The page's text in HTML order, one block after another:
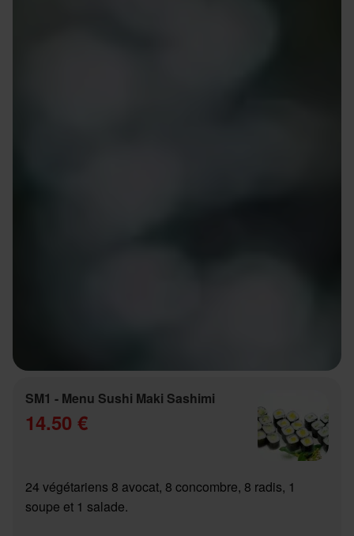
SM1 - Menu Sushi Maki Sashimi
14.50 €
24 végétariens 8 avocat, 8 concombre, 8 radis, 1
soupe et 1 salade.